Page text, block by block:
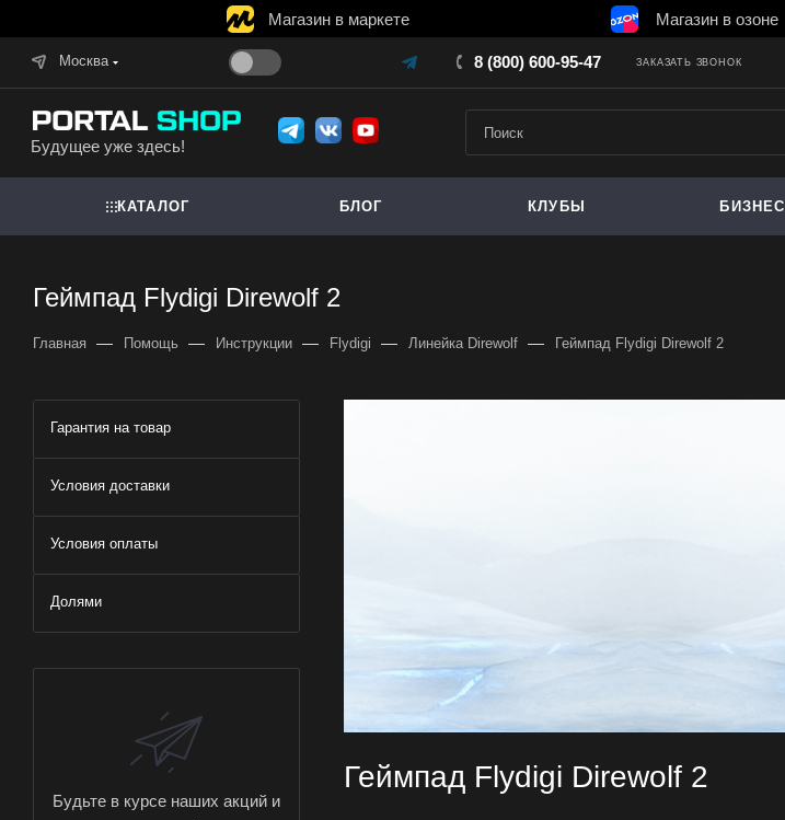
Магазин в маркете Магазин в озоне
Москва 8 (800) 600-95-47 ЗАКАЗАТЬ ЗВОНОК
Будущее уже здесь!
КАТАЛОГ БЛОГ КЛУБЫ БИЗНЕС
Геймпад Flydigi Direwolf 2
Главная — Помощь — Инструкции — Flydigi — Линейка Direwolf — Геймпад Flydigi Direwolf 2
Геймпад Flydigi Direwolf 2
Гарантия на товар
Условия доставки
Условия оплаты
Долями
Будьте в курсе наших акций и